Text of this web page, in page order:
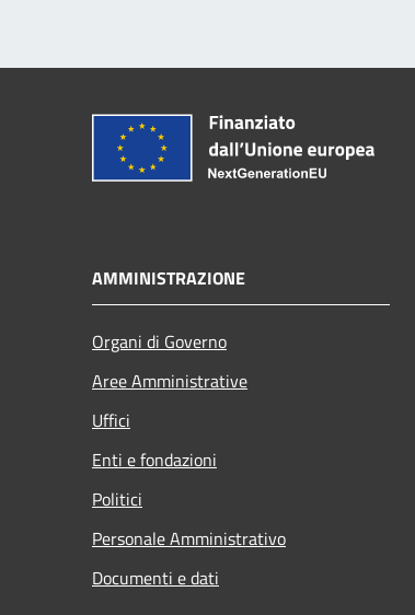
AMMINISTRAZIONE
Organi di Governo
Aree Amministrative
Uffici
Enti e fondazioni
Politici
Personale Amministrativo
Documenti e dati